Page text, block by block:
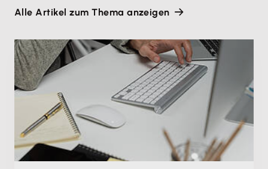
Alle Artikel zum Thema anzeigen